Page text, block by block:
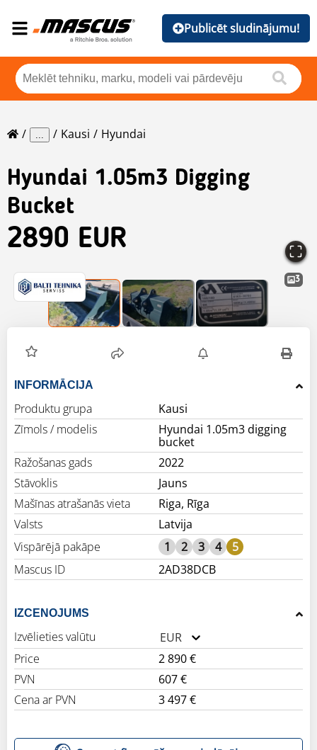
Publicēt sludinājumu!
... Kausi Hyundai
Hyundai 1.05m3 Digging
Bucket
2890 EUR
3
INFORMĀCIJA
Produktu grupa
Kausi
Zīmols / modelis
Hyundai 1.05m3 digging
bucket
Ražošanas gads
2022
Stāvoklis
Jauns
Mašīnas atrašanās vieta
Riga, Rīga
Valsts
Latvija
Vispārējā pakāpe
1 2 3 4
5
Mascus ID
2AD38DCB
IZCENOJUMS
Izvēlieties valūtu
EUR
Price
2 890 €
PVN
607 €
Cena ar PVN
3 497 €